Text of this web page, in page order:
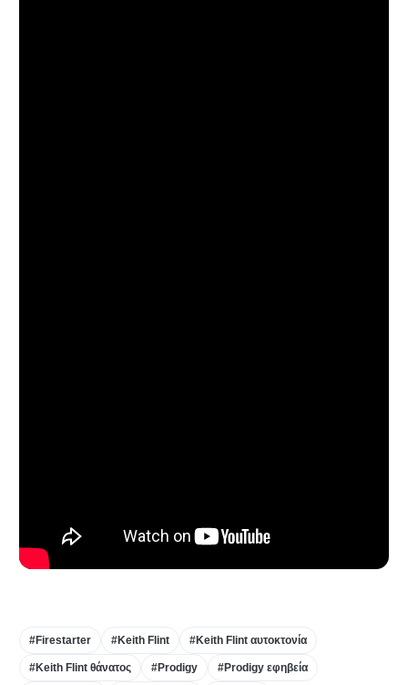
#Firestarter #Keith Flint #Keith Flint αυτοκτονία
#Keith Flint θάνατος #Prodigy #Prodigy εφηβεία